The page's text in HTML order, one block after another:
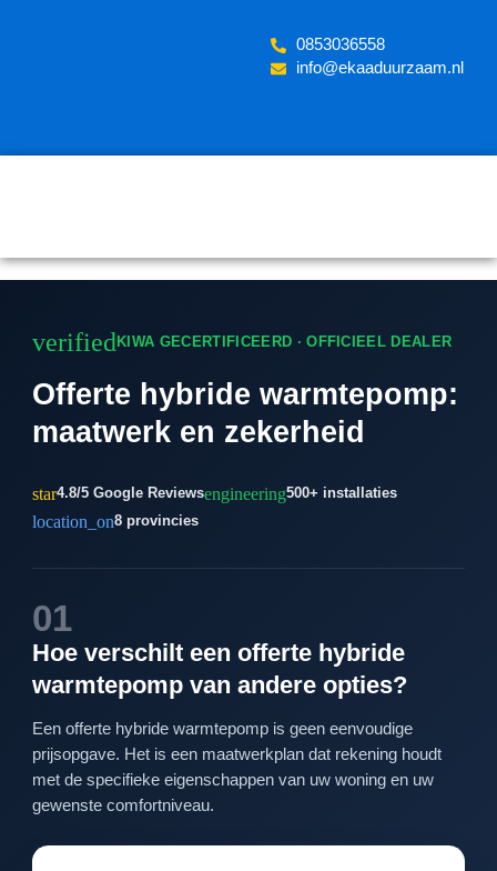
‪0853036558
info@ekaaduurzaam.nl
verified KIWA GECERTIFICEERD · OFFICIEEL DEALER
Offerte hybride warmtepomp:
maatwerk en zekerheid
star4.8/5 Google Reviewsengineering500+ installaties
location_on8 provincies
01
Hoe verschilt een offerte hybride
warmtepomp van andere opties?
Een offerte hybride warmtepomp is geen eenvoudige
prijsopgave. Het is een maatwerkplan dat rekening houdt
met de specifieke eigenschappen van uw woning en uw
gewenste comfortniveau.